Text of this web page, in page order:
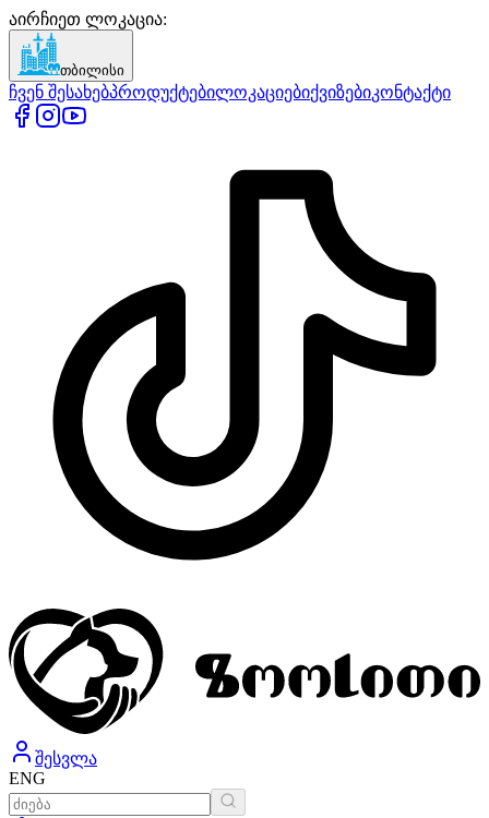
აირჩიეთ ლოკაცია:
თბილისი
ჩვენ შესახებპროდუქტებილოკაციებიქვიზებიკონტაქტი
შესვლა
ENG